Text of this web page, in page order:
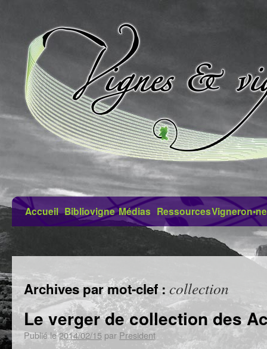
Accueil Bibliovigne Médias Ressources
Archives par mot-clef : collection
Le verger de collection des
Publié le2014/02/15 par President